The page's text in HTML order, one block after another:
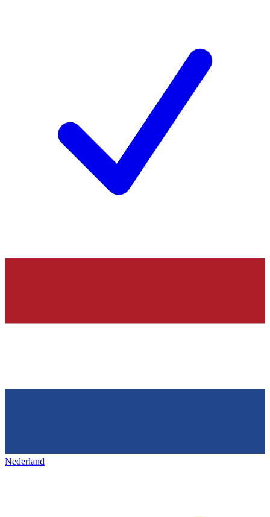
Nederland